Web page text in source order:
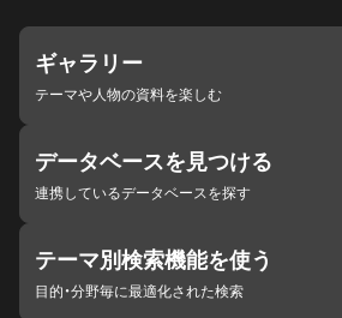
ギャラリー
テーマや人物の資料を楽しむ
データベースを見つける
連携しているデータベースを探す
テーマ別検索機能を使う
目的・分野毎に最適化された検索